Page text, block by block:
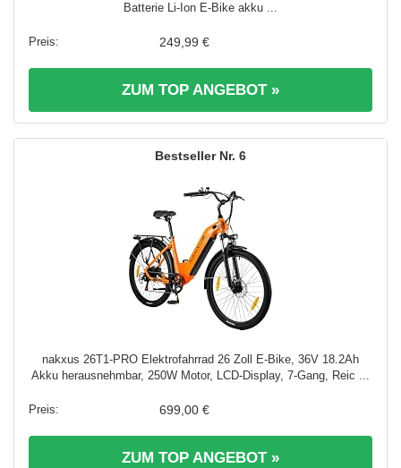
Batterie Li-Ion E-Bike akku ...
249,99 €
ZUM TOP ANGEBOT »
6
nakxus 26T1-PRO Elektrofahrrad 26 Zoll E-Bike, 36V 18.2Ah
Akku herausnehmbar, 250W Motor, LCD-Display, 7-Gang, Reic ...
699,00 €
ZUM TOP ANGEBOT »